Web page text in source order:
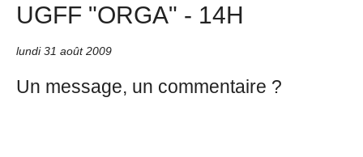
UGFF "ORGA" - 14H
lundi 31 août 2009
Un message, un commentaire ?